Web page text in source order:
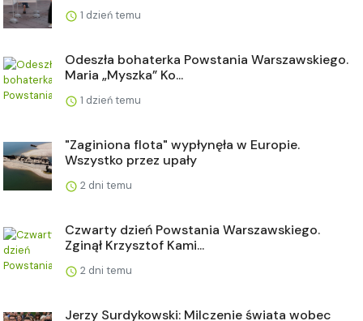
1 dzień temu
Odeszła bohaterka Powstania Warszawskiego.
Maria „Myszka” Ko...
1 dzień temu
"Zaginiona flota" wypłynęła w Europie.
Wszystko przez upały
2 dni temu
Czwarty dzień Powstania Warszawskiego.
Zginął Krzysztof Kami...
2 dni temu
Jerzy Surdykowski: Milczenie świata wobec